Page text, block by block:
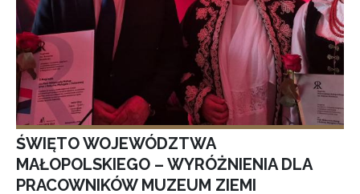
ŚWIĘTO WOJEWÓDZTWA
MAŁOPOLSKIEGO – WYRÓŻNIENIA DLA
PRACOWNIKÓW MUZEUM ZIEMI